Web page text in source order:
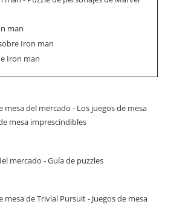
man
Iron man
Iron man